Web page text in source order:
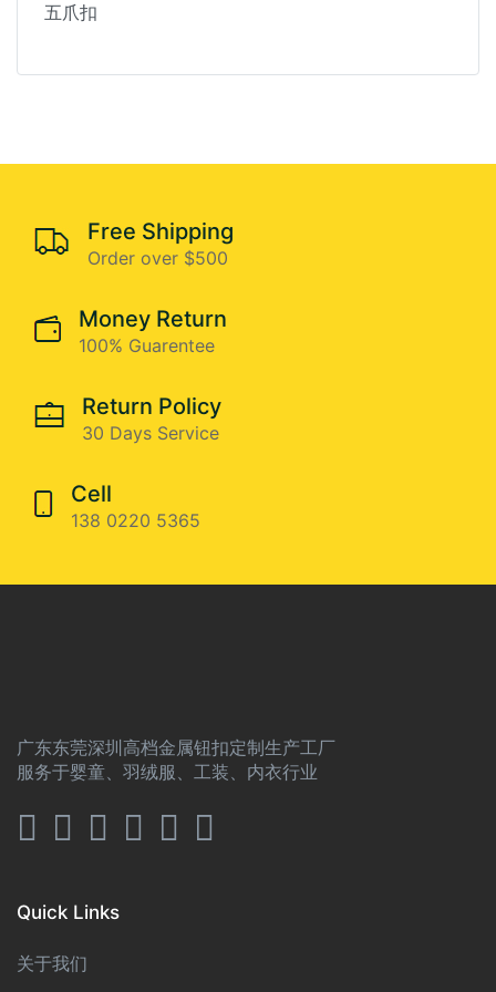
五爪扣
Free Shipping
Order over $500
Money Return
100% Guarentee
Return Policy
30 Days Service
Cell
138 0220 5365
广东东莞深圳高档金属钮扣定制生产工厂
服务于婴童、羽绒服、工装、内衣行业
Quick Links
关于我们